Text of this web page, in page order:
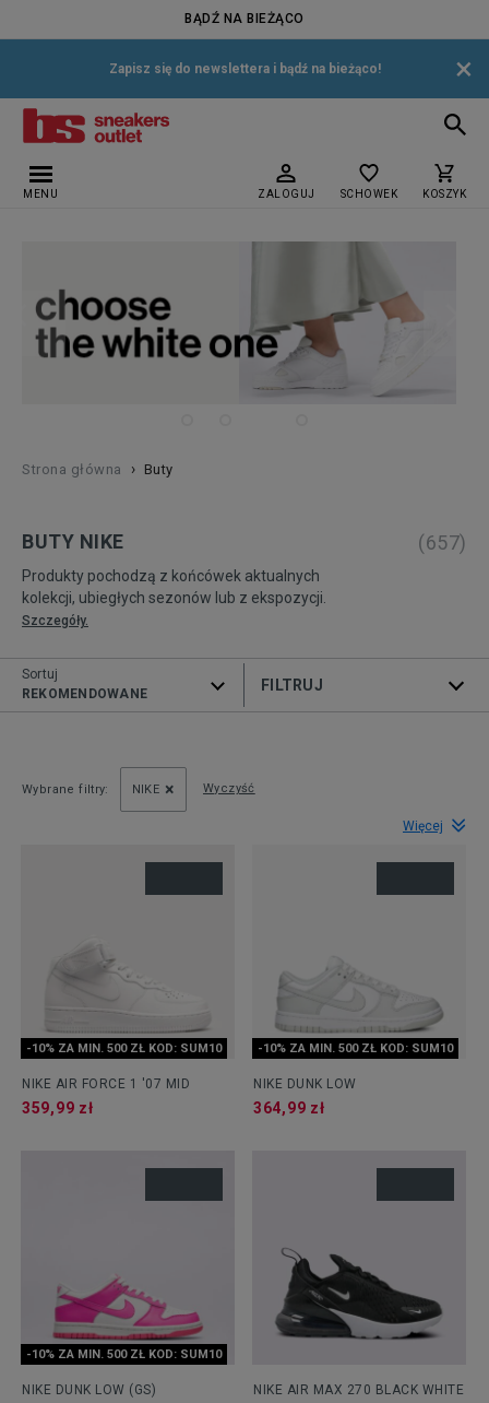
BĄDŹ NA BIEŻĄCO
Zapisz się do newslettera i bądź na bieżąco! ×
MENU ZALOGUJ SCHOWEK KOSZYK
Strona główna › Buty
BUTY NIKE
Produkty pochodzą z końcówek aktualnych
kolekcji, ubiegłych sezonów lub z ekspozycji.
Szczegóły.
(657)
ROZWIŃ FILTRY
Sortuj
REKOMENDOWANE
Wybrane filtry: NIKE Wyczyść
Więcej
-10% ZA MIN. 500 ZŁ KOD: SUM10
NIKE AIR FORCE 1 '07 MID
359,99 zł
-10% ZA MIN. 500 ZŁ KOD: SUM10
NIKE DUNK LOW
364,99 zł
-10% ZA MIN. 500 ZŁ KOD: SUM10
NIKE DUNK LOW (GS) NIKE AIR MAX 270 BLACK WHITE